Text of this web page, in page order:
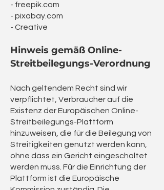
- freepik.com
- pixabay.com
- Creative
Hinweis gemäß Online-
Streitbeilegungs-Verordnung
Nach geltendem Recht sind wir
verpflichtet, Verbraucher auf die
Existenz der Europäischen Online-
Streitbeilegungs-Plattform
hinzuweisen, die für die Beilegung von
Streitigkeiten genutzt werden kann,
ohne dass ein Gericht eingeschaltet
werden muss. Für die Einrichtung der
Plattform ist die Europäische